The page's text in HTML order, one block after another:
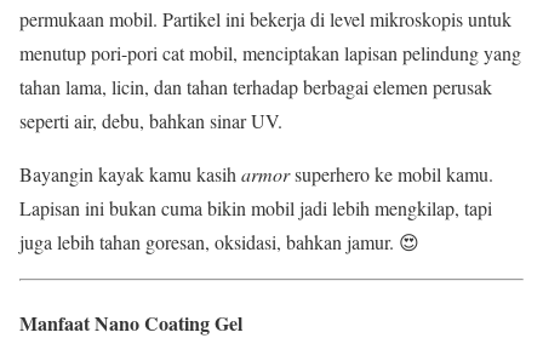
permukaan mobil. Partikel ini bekerja di level mikroskopis untuk
menutup pori-pori cat mobil, menciptakan lapisan pelindung yang
tahan lama, licin, dan tahan terhadap berbagai elemen perusak
seperti air, debu, bahkan sinar UV.
Bayangin kayak kamu kasih armorsuperhero ke mobil kamu.
Lapisan ini bukan cuma bikin mobil jadi lebih mengkilap, tapi
juga lebih tahan goresan, oksidasi, bahkan jamur. 😍
Manfaat Nano Coating Gel